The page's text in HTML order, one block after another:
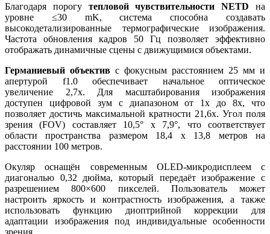
Благодаря порогу
тепловой чувствительности NETD
на
уровне ≤30 mK, система способна создавать
высокодетализированные термографические изображения.
Частота обновления кадров 50 Гц позволяет эффективно
отображать динамичные сцены с движущимися объектами.
Германиевый объектив с фокусным расстоянием 25 мм и
апертурой f1.0 обеспечивает начальное оптическое
увеличение 2,7x. Для масштабирования изображения
доступен цифровой зум с диапазоном от 1x до 8x, что
позволяет достичь максимальной кратности 21,6x. Угол поля
зрения (FOV) составляет 10,5° x 7,9°, что соответствует
области пространства размером 18,4 x 13,8 метров на
расстоянии 100 метров.
Окуляр оснащён современным OLED-микродисплеем с
диагональю 0,32 дюйма, который передаёт изображение с
разрешением 800×600 пикселей. Пользователь может
настроить яркость и контрастность изображения, а также
использовать функцию диоптрийной коррекции для
адаптации изображения под индивидуальные особенности
зрения.